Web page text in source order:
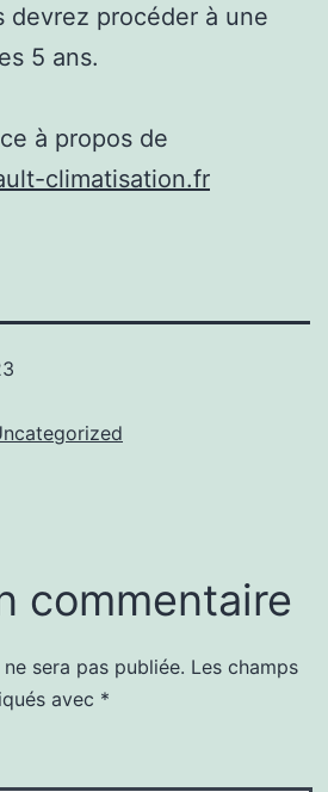
devrez procéder à une
5 ans.
à propos de
climatisation.fr
commentaire
sera pas publiée. Les champs
avec *